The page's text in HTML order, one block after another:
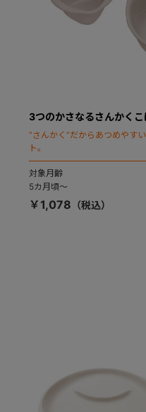
3つのかさなるさんかく
”さんかく”だからあつめやす
ト。
対象月齢
5カ月頃～
￥1,078